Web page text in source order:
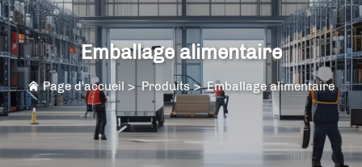
Emballage alimentaire
Page d'accueil >Produits>Emballage alimentaire